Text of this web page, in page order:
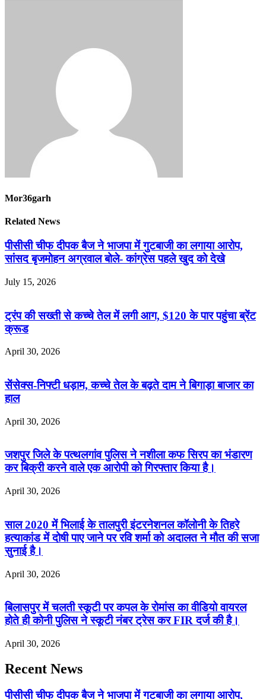
Mor36garh
Related News
पीसीसी चीफ दीपक बैज ने भाजपा में गुटबाजी का लगाया आरोप,
सांसद बृजमोहन अग्रवाल बोले- कांग्रेस पहले खुद को देखे
July 15, 2026
ट्रंप की सख्ती से कच्चे तेल में लगी आग, $120 के पार पहुंचा ब्रेंट
क्रूड
April 30, 2026
सेंसेक्स-निफ्टी धड़ाम, कच्चे तेल के बढ़ते दाम ने बिगाड़ा बाजार का
हाल
April 30, 2026
जशपुर जिले के पत्थलगांव पुलिस ने नशीला कफ सिरप का भंडारण
कर बिक्री करने वाले एक आरोपी को गिरफ्तार किया है।
April 30, 2026
साल 2020 में भिलाई के तालपुरी इंटरनेशनल कॉलोनी के तिहरे
हत्याकांड में दोषी पाए जाने पर रवि शर्मा को अदालत ने मौत की सजा
सुनाई है।
April 30, 2026
बिलासपुर में चलती स्कूटी पर कपल के रोमांस का वीडियो वायरल
होते ही कोनी पुलिस ने स्कूटी नंबर ट्रेस कर FIR दर्ज की है।
April 30, 2026
Recent News
पीसीसी चीफ दीपक बैज ने भाजपा में गुटबाजी का लगाया आरोप,